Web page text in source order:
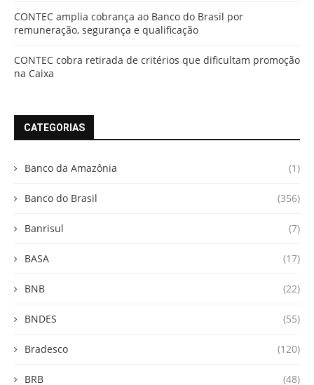
CONTEC amplia cobrança ao Banco do Brasil por
remuneração, segurança e qualificação
CONTEC cobra retirada de critérios que dificultam promoção
na Caixa
CATEGORIAS
Banco da Amazônia (1)
Banco do Brasil (356)
Banrisul (7)
BASA (17)
BNB (22)
BNDES (55)
Bradesco (120)
BRB (48)